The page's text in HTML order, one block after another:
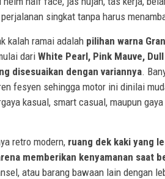
singkat tanpa harus
kalah ramai adalah pilihan warna
dari White Pearl, Pink Mauve,
disesuaikan dengan variannya.
fesyen sehingga motor ini dinilai
kasual, smart casual, maupun
retro modern, ruang dek kaki yang
memberikan kenyamanan saat
atau barang bawaan lain dengan